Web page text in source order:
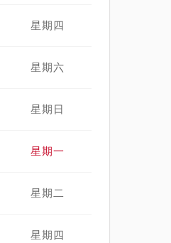
星期四
星期六
星期日
星期一
星期二
星期四